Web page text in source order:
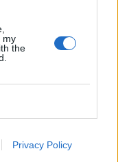
my
the
Privacy Policy
του εξοπλισμού,
μέχρι 15 ημέρες
υποβολής
στη διαδικασία
να ασκούν
φορείς που